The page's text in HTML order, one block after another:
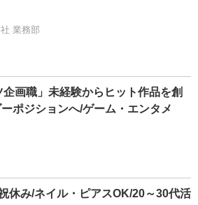
業務部
企画職」未経験からヒット作品を創
ポジションへ/ゲーム・エンタメ
休み/ネイル・ピアスOK/20～30代活